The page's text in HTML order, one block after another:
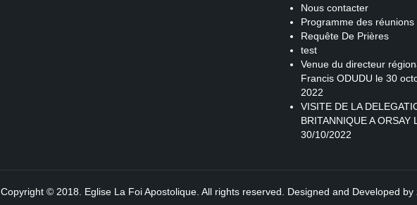
Nous contacter
Programme des réunions
Requête De Prières
test
Venue du directeur
Francis ODUDU le 30
2022
VISITE DE LA
BRITANNIQUE A ORSAY
30/10/2022
Copyright © 2018. Eglise La Foi Apostolique. All rights reserved. Designed and Developed by